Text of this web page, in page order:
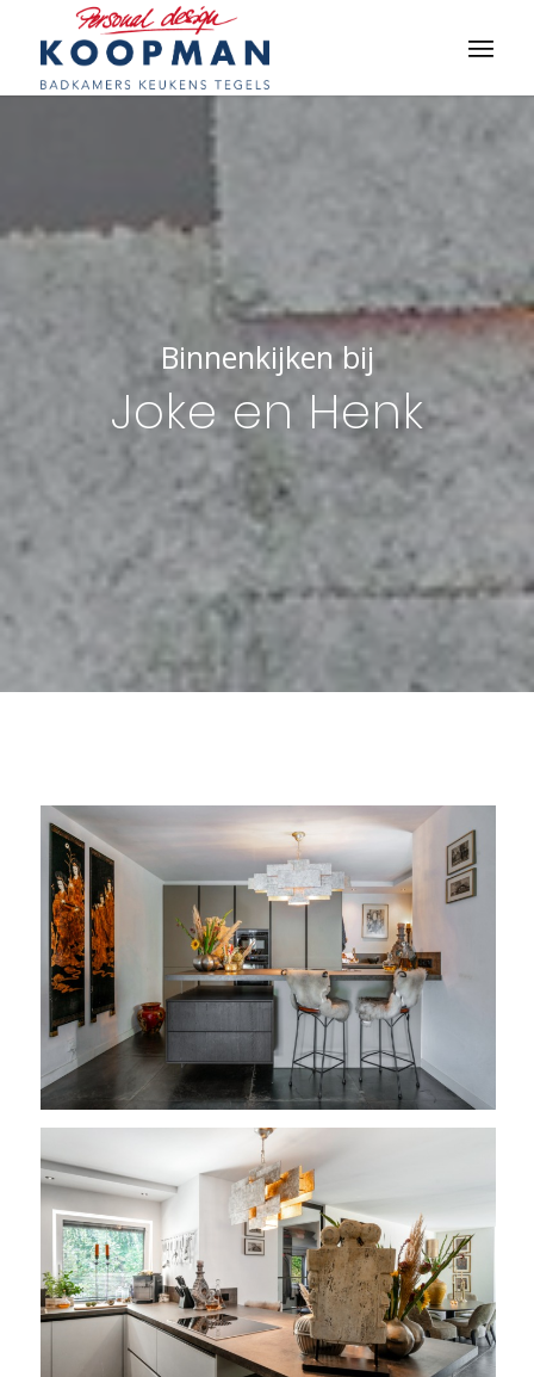
Binnenkijken bij
Joke en Henk